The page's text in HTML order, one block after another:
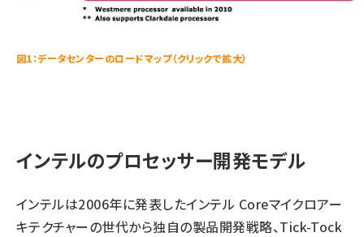
図1：データセンターのロードマップ（クリックで拡大）
インテルのプロセッサー開発モデル
インテルは2006年に発表したインテル Coreマイクロアー
キテクチャーの世代から独自の製品開発戦略、Tick-Tock